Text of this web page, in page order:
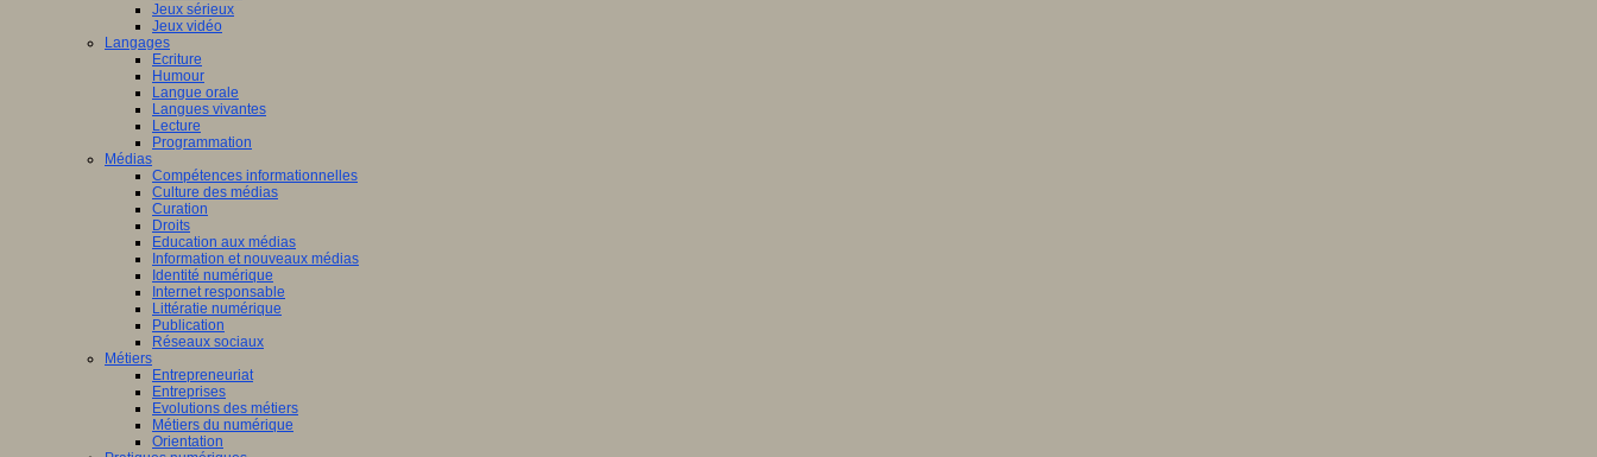
Jeux sérieux
Jeux vidéo
Langages
Ecriture
Humour
Langue orale
Langues vivantes
Lecture
Programmation
Médias
Compétences informationnelles
Culture des médias
Curation
Droits
Education aux médias
Information et nouveaux médias
Identité numérique
Internet responsable
Littératie numérique
Publication
Réseaux sociaux
Métiers
Entrepreneuriat
Entreprises
Evolutions des métiers
Métiers du numérique
Orientation